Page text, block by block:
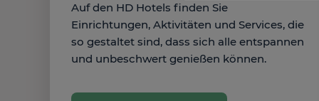
Auf den HD Hotels finden Sie
Einrichtungen, Aktivitäten und Services, die
so gestaltet sind, dass sich alle entspannen
und unbeschwert genießen können.